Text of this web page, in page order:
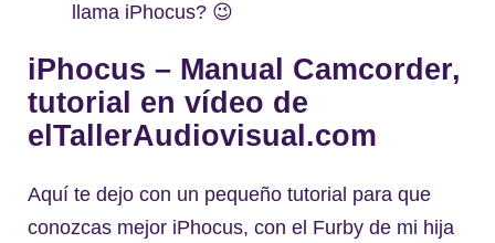
llama iPhocus? 😉
iPhocus – Manual Camcorder,
tutorial en vídeo de
elTallerAudiovisual.com
Aquí te dejo con un pequeño tutorial para que
conozcas mejor iPhocus, con el Furby de mi hija